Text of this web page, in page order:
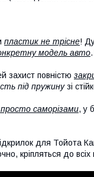
пластик не трісне!
модель авто
захист повністю
під пружинузі
просто саморізами, у
для Тойота
кріпляться до